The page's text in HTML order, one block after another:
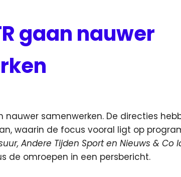
gaan nauwer
nauwer samenwerken. De directies
, waarin de focus vooral ligt op
Andere Tijden Sport en Nieuws &
de omroepen in een persbericht.